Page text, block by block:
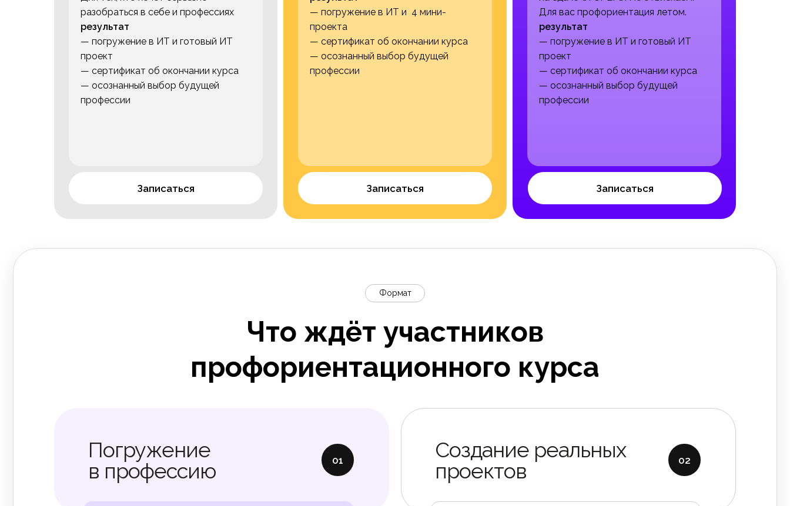
Записаться Записаться Записаться
разобраться в себе и профессиях
результат
— погружение в ИТ и готовый ИТ
проект
— сертификат об окончании курса
— осознанный выбор будущей
профессии
Для вас профориентация летом.
результат
— погружение в ИТ и готовый ИТ
проект
— сертификат об окончании курса
— осознанный выбор будущей
профессии
— погружение в ИТ и 4 мини-
проекта
— сертификат об окончании курса
— осознанный выбор будущей
профессии
Что ждёт участников
профориентационного курса
Формат
Погружение
в профессию
01
Создание реальных
проектов
02